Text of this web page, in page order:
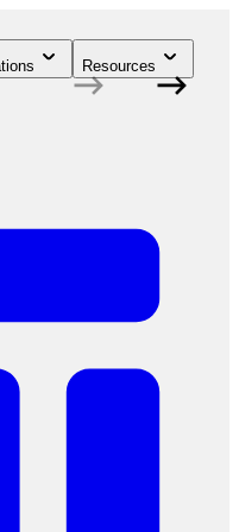
Resources